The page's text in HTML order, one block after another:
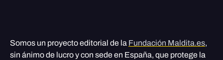
Somos un proyecto editorial de la Fundación Maldita.es,
sin ánimo de lucro y con sede en España, que protege la